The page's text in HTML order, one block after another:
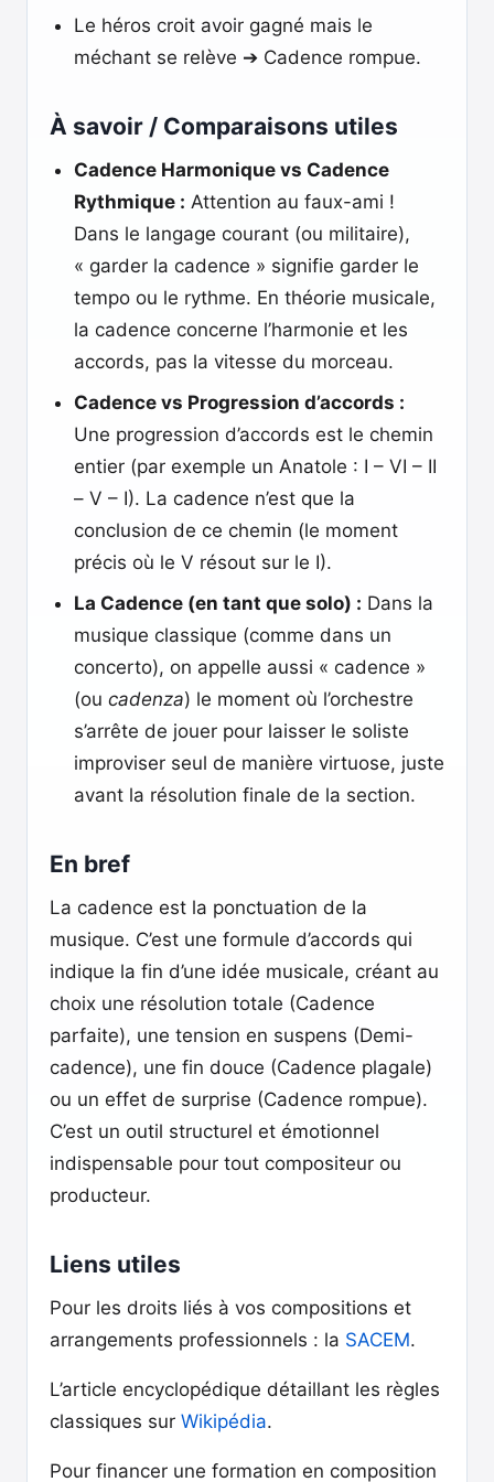
Le héros croit avoir gagné mais le
méchant se relève ➔ Cadence rompue.
À savoir / Comparaisons utiles
Cadence Harmonique vs Cadence
Rythmique : Attention au faux-ami !
Dans le langage courant (ou militaire),
« garder la cadence » signifie garder le
tempo ou le rythme. En théorie musicale,
la cadence concerne l’harmonie et les
accords, pas la vitesse du morceau.
Cadence vs Progression d’accords :
Une progression d’accords est le chemin
entier (par exemple un Anatole : I – VI – II
– V – I). La cadence n’est que la
conclusion de ce chemin (le moment
précis où le V résout sur le I).
La Cadence (en tant que solo) : Dans la
musique classique (comme dans un
concerto), on appelle aussi « cadence »
(ou cadenza) le moment où l’orchestre
s’arrête de jouer pour laisser le soliste
improviser seul de manière virtuose, juste
avant la résolution finale de la section.
En bref
La cadence est la ponctuation de la
musique. C’est une formule d’accords qui
indique la fin d’une idée musicale, créant au
choix une résolution totale (Cadence
parfaite), une tension en suspens (Demi-
cadence), une fin douce (Cadence plagale)
ou un effet de surprise (Cadence rompue).
C’est un outil structurel et émotionnel
indispensable pour tout compositeur ou
producteur.
Liens utiles
Pour les droits liés à vos compositions et
arrangements professionnels : la SACEM.
L’article encyclopédique détaillant les règles
classiques sur Wikipédia.
Pour financer une formation en composition